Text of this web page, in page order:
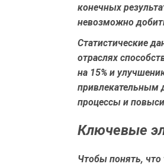
конечных
невозможно
Статистические
отраслях
на 15% и
привлекательным
процессы и
Ключевые
Чтобы понять, что